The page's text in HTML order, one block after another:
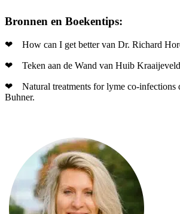
Bronnen en Boekentips:
❤ How can I get better van Dr. Richard
❤ Teken aan de Wand van Huib Kraaijeveld
❤ Natural treatments for lyme co-infections
Buhner.